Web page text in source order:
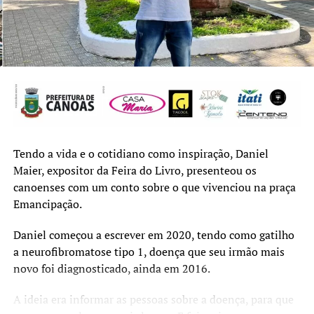
momentos que eu ou o mundo estávamos vivendo. Tu
não consegue ler algum destes poemas sem se questionar
sobre o tema, sem refletir sobre algo. É um presente aos
leitores.”
Até ter a obra pronta em mãos, foi um longo caminho e
diversas tentativas de patrocínio. Através de uma rede de
Programa de Incentivo à Cultura de Canoas (PIC), ao qual
foi contemplado.
Lançamento
O lançamento será neste sábado, às 16h, no Café
Literário. O livro, publicado pela Entreverbo, está
disponível na Feira do Livro de Canoas ou nas principais
plataformas digitais.
Tendo a vida e o cotidiano como inspiração, Daniel
Maier, expositor da Feira do Livro, presenteou os
canoenses com um conto sobre o que vivenciou na praça
Emancipação.
Daniel começou a escrever em 2020, tendo como gatilho
a neurofibromatose tipo 1, doença que seu irmão mais
novo foi diagnosticado, ainda em 2016.
A ideia era informar as pessoas sobre a doença, para que